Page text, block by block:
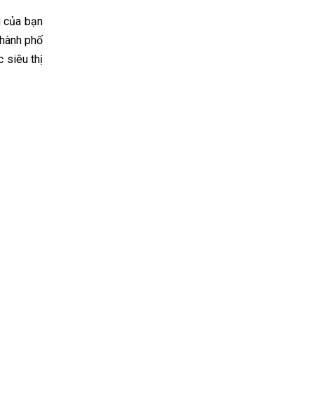
của bạn
phố
siêu thị